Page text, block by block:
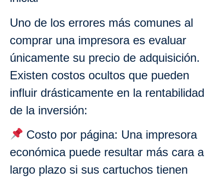
Uno de los errores más comunes al
comprar una impresora es evaluar
únicamente su precio de adquisición.
Existen costos ocultos que pueden
influir drásticamente en la rentabilidad
de la inversión:
Costo por página: Una impresora
económica puede resultar más cara a
largo plazo si sus cartuchos tienen